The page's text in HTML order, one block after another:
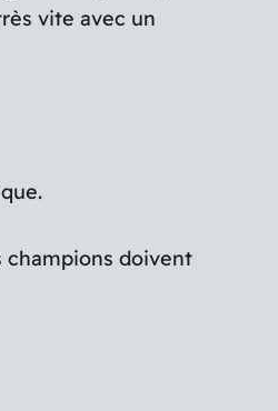
vite avec un
champions doivent